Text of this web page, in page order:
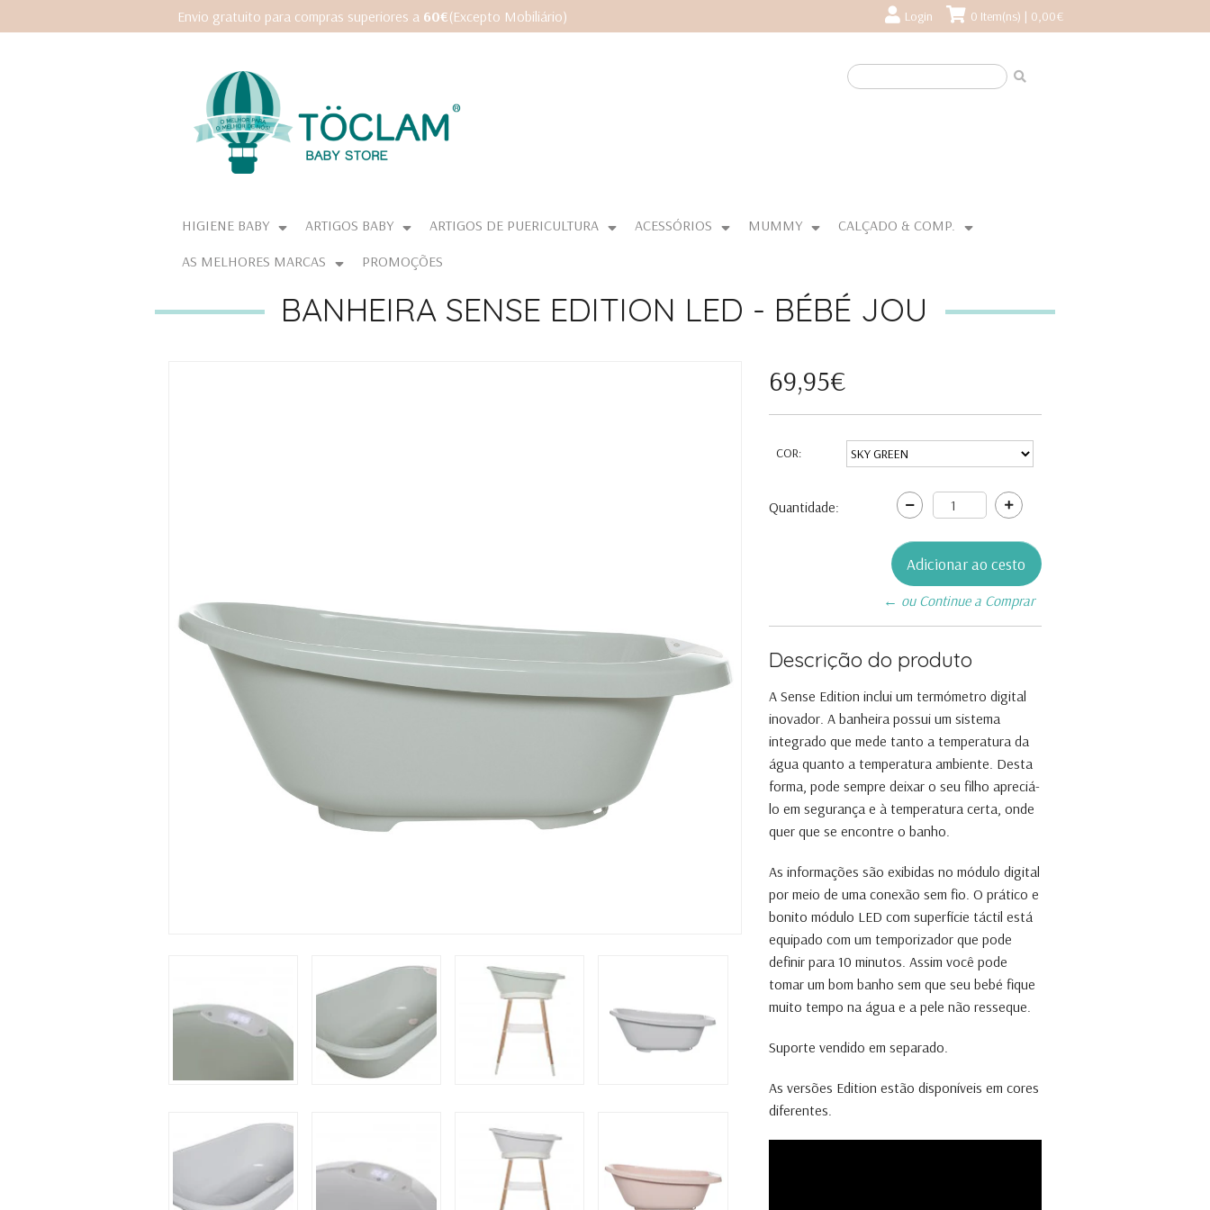
Envio gratuito para compras superiores a 60€(Excepto Mobiliário) 0 Item(ns) | 0,00€
Login
HIGIENE BABY ARTIGOS BABY ARTIGOS DE PUERICULTURA ACESSÓRIOS MUMMY
CALÇADO & COMP.
AS MELHORES MARCAS
PROMOÇÕES
BANHEIRA SENSE EDITION LED - BÉBÉ JOU
69,95€
COR:
Quantidade:
← ou Continue a Comprar
Descrição do produto
A Sense Edition inclui um termómetro digital
inovador. A banheira possui um sistema
integrado que mede tanto a temperatura da
água quanto a temperatura ambiente. Desta
forma, pode sempre deixar o seu filho apreciá-
lo em segurança e à temperatura certa, onde
quer que se encontre o banho.
As informações são exibidas no módulo digital
por meio de uma conexão sem fio. O prático e
bonito módulo LED com superfície táctil está
equipado com um temporizador que pode
definir para 10 minutos. Assim você pode
tomar um bom banho sem que seu bebé fique
muito tempo na água e a pele não resseque.
Suporte vendido em separado.
As versões Edition estão disponíveis em cores
diferentes.